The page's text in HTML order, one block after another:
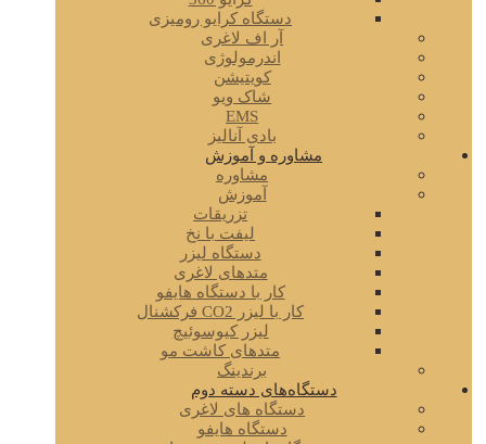
دستگاه کرایو رومیزی
آر اف لاغری
اندرمولوژی
کویتیشن
شاک ویو
EMS
بادی آنالیز
مشاوره و آموزش
مشاوره
آموزش
تزریقات
لیفت با نخ
دستگاه لیزر
متدهای لاغری
کار با دستگاه هایفو
کار با لیزر CO2 فرکشنال
لیزر کیوسوئیچ
متدهای کاشت مو
برندینگ
دستگاه‌های دسته دوم
دستگاه های لاغری
دستگاه هایفو